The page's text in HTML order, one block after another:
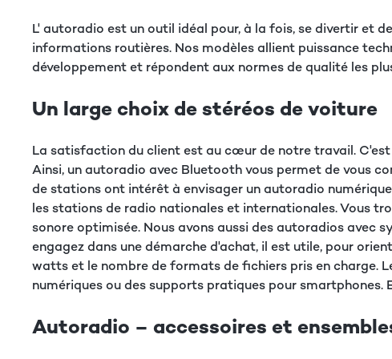
L' autoradio est un outil idéal pour, à la fois, se divertir et
informations routières. Nos modèles allient puissance
développement et répondent aux normes de qualité les
Un large choix de stéréos de voiture
La satisfaction du client est au cœur de notre travail.
Ainsi, un autoradio avec Bluetooth vous permet de vous
de stations ont intérêt à envisager un autoradio
les stations de radio nationales et internationales. Vous
sonore optimisée. Nous avons aussi des autoradios avec
engagez dans une démarche d'achat, il est utile, pour
watts et le nombre de formats de fichiers pris en charge.
numériques ou des supports pratiques pour
Autoradio – accessoires et